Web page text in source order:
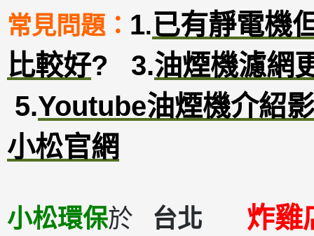
常見問題： 1.已有靜電機
比較好? 3.油煙機濾網
5.Youtube油煙機介紹
小松官網
小松環保於 台北 炸雞